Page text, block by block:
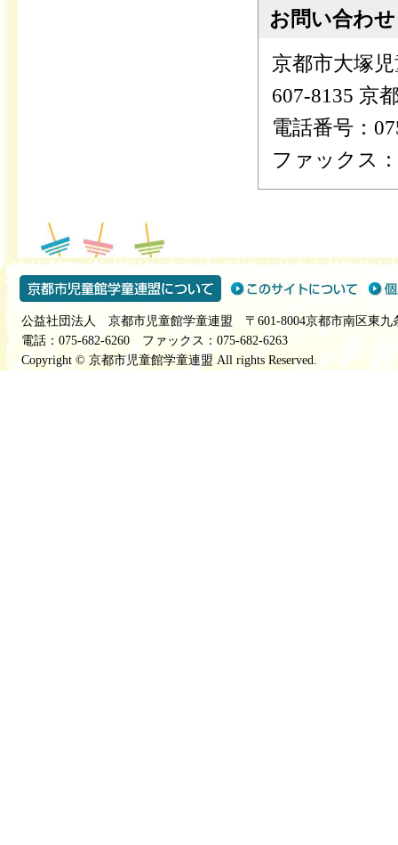
お問い合わせ
京都市大塚
607-8135 京
電話番号：
ファックス
公益社団法人 京都市児童館学童連盟 〒601-8004京都市南区東九
電話：075-682-6260 ファックス：075-682-6263
Copyright © 京都市児童館学童連盟 All rights Reserved.